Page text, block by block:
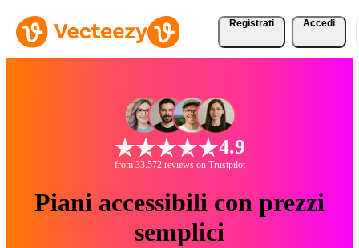
Registrati Accedi
4.9
from 33.572 reviews on Trustpilot
Piani accessibili con prezzi
semplici